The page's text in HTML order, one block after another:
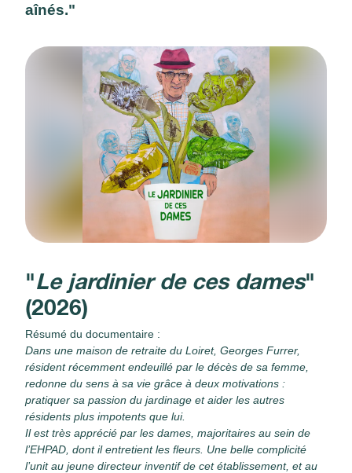
aînés."
"Le jardinier de ces dames"
(2026)
Résumé du documentaire :
Dans une maison de retraite du Loiret, Georges Furrer,
résident récemment endeuillé par le décès de sa femme,
redonne du sens à sa vie grâce à deux motivations :
pratiquer sa passion du jardinage et aider les autres
résidents plus impotents que lui.
Il est très apprécié par les dames, majoritaires au sein de
l’EHPAD, dont il entretient les fleurs. Une belle complicité
l’unit au jeune directeur inventif de cet établissement, et au